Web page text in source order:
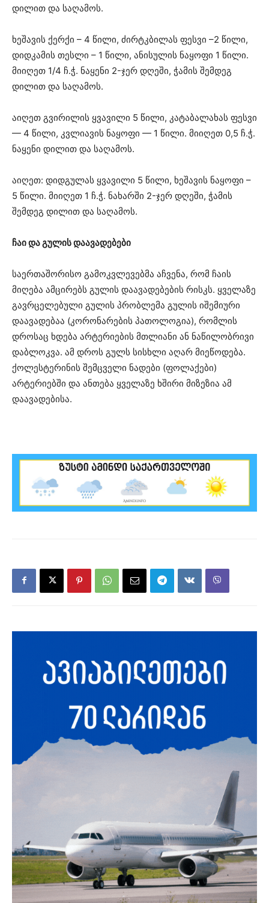
დილით და საღამოს.
ხეშავის ქერქი – 4 წილი, ძირტკბილას ფესვი –2 წილი,
დიდკამის თესლი – 1 წილი, ანისულის ნაყოფი 1 წილი.
მიიღეთ 1/4 ჩ.ჭ. ნაყენი 2-ჯერ დღეში, ჭამის შემდეგ
დილით და საღამოს.
აიღეთ გვირილის ყვავილი 5 წილი, კატაბალახას ფესვი
— 4 წილი, კვლიავის ნაყოფი — 1 წილი. მიიღეთ 0,5 ჩ.ჭ.
ნაყენი დილით და საღამოს.
აიღეთ: დიდგულას ყვავილი 5 წილი, ხეშავის ნაყოფი –
5 წილი. მიიღეთ 1 ჩ.ჭ. ნახარში 2-ჯერ დღეში, ჭამის
შემდეგ დილით და საღამოს.
ჩაი და გულის დაავადებები
საერთაშორისო გამოკვლევებმა აჩვენა, რომ ჩაის
მიღება ამცირებს გულის დაავადებების რისკს. ყველაზე
გავრცელებული გულის პრობლემა გულის იშემიური
დაავადებაა (კორონარების პათოლოგია), რომლის
დროსაც ხდება არტერიების მთლიანი ან ნაწილობრივი
დაბლოკვა. ამ დროს გულს სისხლი აღარ მიეწოდება.
ქოლესტერინის შემცველი ნადები (ფოლაქები)
არტერიებში და ანთება ყველაზე ხშირი მიზეზია ამ
დაავადებისა.